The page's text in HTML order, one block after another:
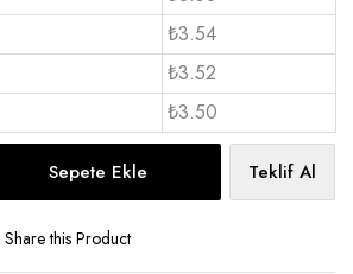
₺3.54
₺3.52
₺3.50
Sepete Ekle Teklif Al
Share this Product